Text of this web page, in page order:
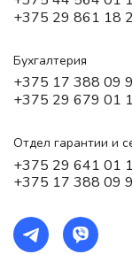
+375 29 861 18
Бухгалтерия
+375 17 388 09
+375 29 679 01
Отдел гарантии и
+375 29 641 01
+375 17 388 09